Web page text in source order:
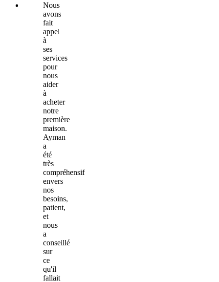
Nous
avons
fait
appel
à
ses
services
pour
nous
aider
à
acheter
notre
première
maison.
Ayman
a
été
très
compréhensif
envers
nos
besoins,
patient,
et
nous
a
conseillé
sur
ce
qu'il
fallait